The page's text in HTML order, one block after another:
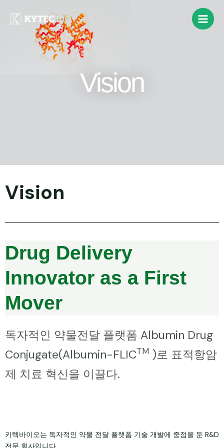
Vision
Vision
Drug Delivery
Innovator as a First
Mover
독자적인 약물전달 플랫폼 Albumin Drug
Conjugate(Albumin-FLICTM )로 표적항암
제 치료 혁신을 이끌다.
키텍바이오는 독자적인 약물 전달 플랫폼 기술 개발에 중점을 둔 R&D
전문 회사입니다.